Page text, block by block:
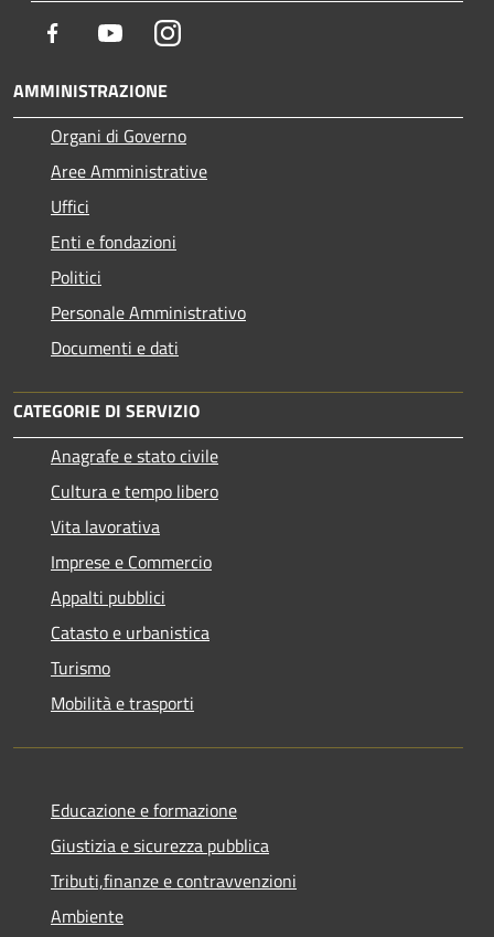
Facebook YoutubeInstagram
AMMINISTRAZIONE
Organi di Governo
Aree Amministrative
Uffici
Enti e fondazioni
Politici
Personale Amministrativo
Documenti e dati
CATEGORIE DI SERVIZIO
Anagrafe e stato civile
Cultura e tempo libero
Vita lavorativa
Imprese e Commercio
Appalti pubblici
Catasto e urbanistica
Turismo
Mobilità e trasporti
Educazione e formazione
Giustizia e sicurezza pubblica
Tributi,finanze e contravvenzioni
Ambiente